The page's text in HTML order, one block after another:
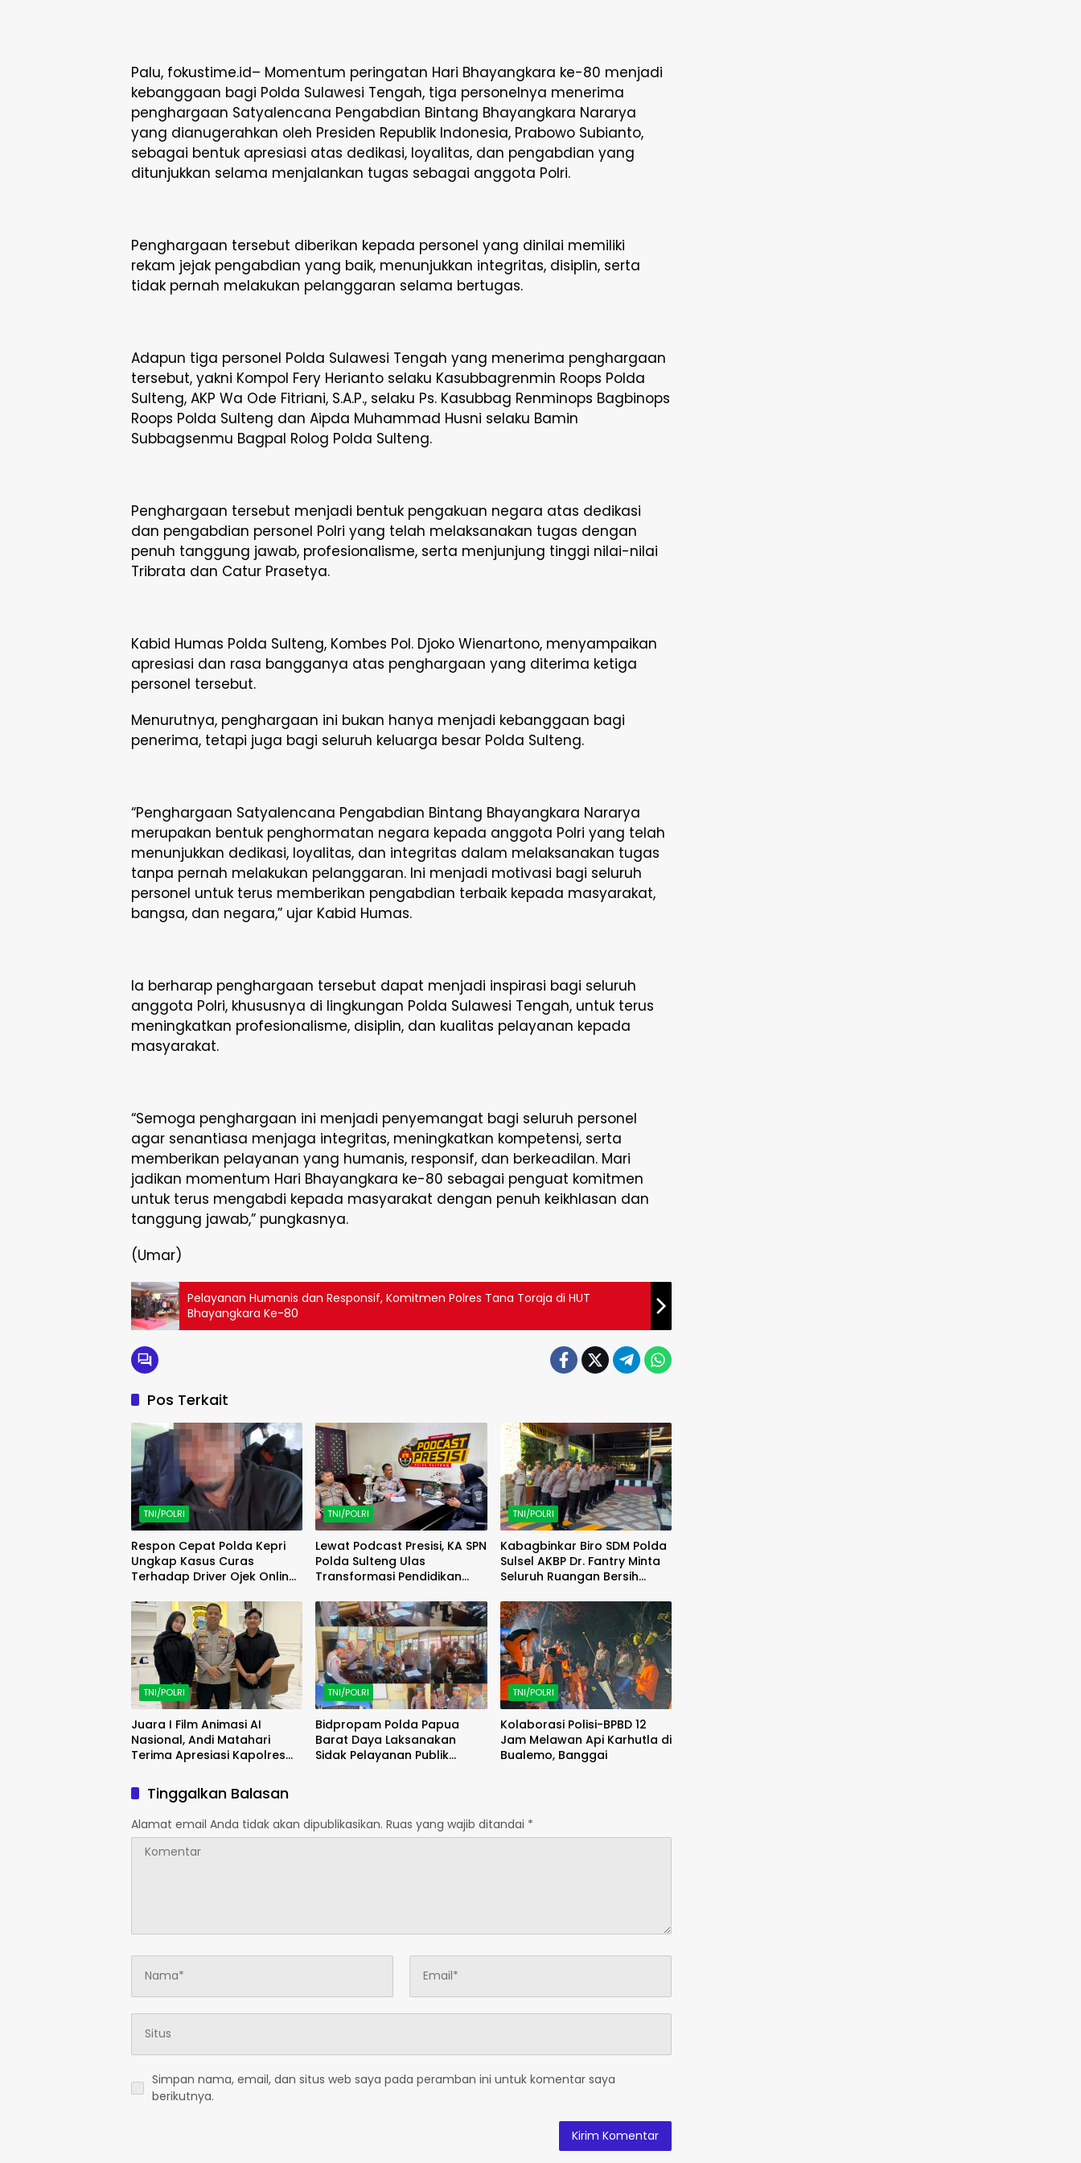
Palu, fokustime.id– Momentum peringatan Hari Bhayangkara ke-80 menjadi
kebanggaan bagi Polda Sulawesi Tengah, tiga personelnya menerima
penghargaan Satyalencana Pengabdian Bintang Bhayangkara Nararya
yang dianugerahkan oleh Presiden Republik Indonesia, Prabowo Subianto,
sebagai bentuk apresiasi atas dedikasi, loyalitas, dan pengabdian yang
ditunjukkan selama menjalankan tugas sebagai anggota Polri.
Penghargaan tersebut diberikan kepada personel yang dinilai memiliki
rekam jejak pengabdian yang baik, menunjukkan integritas, disiplin, serta
tidak pernah melakukan pelanggaran selama bertugas.
Adapun tiga personel Polda Sulawesi Tengah yang menerima penghargaan
tersebut, yakni Kompol Fery Herianto selaku Kasubbagrenmin Roops Polda
Sulteng, AKP Wa Ode Fitriani, S.A.P., selaku Ps. Kasubbag Renminops Bagbinops
Roops Polda Sulteng dan Aipda Muhammad Husni selaku Bamin
Subbagsenmu Bagpal Rolog Polda Sulteng.
Penghargaan tersebut menjadi bentuk pengakuan negara atas dedikasi
dan pengabdian personel Polri yang telah melaksanakan tugas dengan
penuh tanggung jawab, profesionalisme, serta menjunjung tinggi nilai-nilai
Tribrata dan Catur Prasetya.
Kabid Humas Polda Sulteng, Kombes Pol. Djoko Wienartono, menyampaikan
apresiasi dan rasa bangganya atas penghargaan yang diterima ketiga
personel tersebut.
Menurutnya, penghargaan ini bukan hanya menjadi kebanggaan bagi
penerima, tetapi juga bagi seluruh keluarga besar Polda Sulteng.
“Penghargaan Satyalencana Pengabdian Bintang Bhayangkara Nararya
merupakan bentuk penghormatan negara kepada anggota Polri yang telah
menunjukkan dedikasi, loyalitas, dan integritas dalam melaksanakan tugas
tanpa pernah melakukan pelanggaran. Ini menjadi motivasi bagi seluruh
personel untuk terus memberikan pengabdian terbaik kepada masyarakat,
bangsa, dan negara,” ujar Kabid Humas.
Ia berharap penghargaan tersebut dapat menjadi inspirasi bagi seluruh
anggota Polri, khususnya di lingkungan Polda Sulawesi Tengah, untuk terus
meningkatkan profesionalisme, disiplin, dan kualitas pelayanan kepada
masyarakat.
“Semoga penghargaan ini menjadi penyemangat bagi seluruh personel
agar senantiasa menjaga integritas, meningkatkan kompetensi, serta
memberikan pelayanan yang humanis, responsif, dan berkeadilan. Mari
jadikan momentum Hari Bhayangkara ke-80 sebagai penguat komitmen
untuk terus mengabdi kepada masyarakat dengan penuh keikhlasan dan
tanggung jawab,” pungkasnya.
(Umar)
Pelayanan Humanis dan Responsif, Komitmen Polres Tana Toraja di HUT
Bhayangkara Ke-80
Pos Terkait
TNI/POLRI
Respon Cepat Polda Kepri
Ungkap Kasus Curas
Terhadap Driver Ojek Online
Diamankan
TNI/POLRI
Lewat Podcast Presisi, KA SPN
Polda Sulteng Ulas
Transformasi Pendidikan
TNI/POLRI
Kabagbinkar Biro SDM Polda
Sulsel AKBP Dr. Fantry Minta
Seluruh Ruangan Bersih
TNI/POLRI
Juara I Film Animasi AI
Nasional, Andi Matahari
Terima Apresiasi Kapolres
TNI/POLRI
Bidpropam Polda Papua
Barat Daya Laksanakan
Sidak Pelayanan Publik
TNI/POLRI
Kolaborasi Polisi-BPBD 12
Jam Melawan Api Karhutla di
Bualemo, Banggai
Tinggalkan Balasan
Alamat email Anda tidak akan dipublikasikan. Ruas yang wajib ditandai *
Simpan nama, email, dan situs web saya pada peramban ini untuk komentar saya
berikutnya.